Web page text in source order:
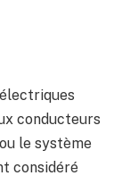
conducteurs
le système
considéré